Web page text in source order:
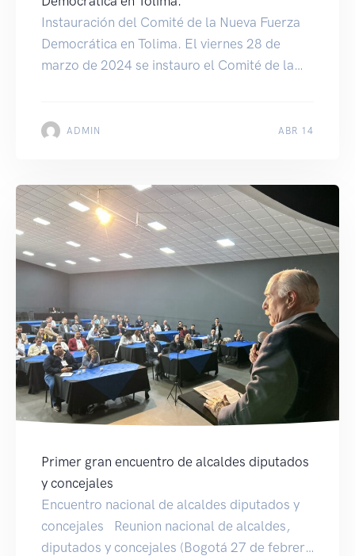
Instauración del Comité de la Nueva Fuerza
Democrática en Tolima. El viernes 28 de
marzo de 2024 se instauro el Comité de la
ADMIN ABR 14
Primer gran encuentro de alcaldes diputados
y concejales
Encuentro nacional de alcaldes diputados y
concejales Reunion nacional de alcaldes,
diputados y concejales (Bogotá 27 de febrero